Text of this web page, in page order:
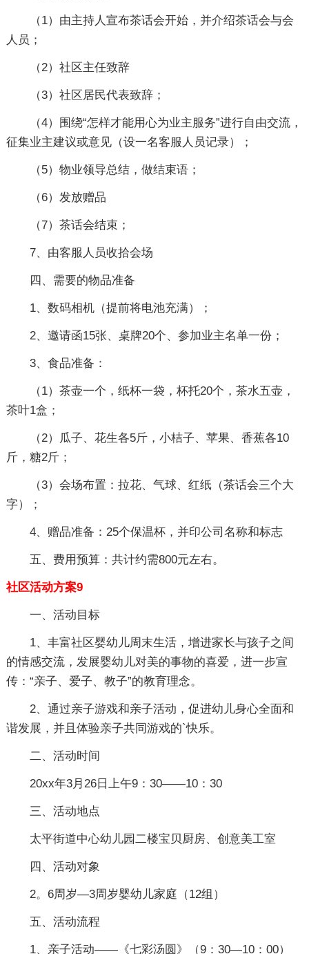
（1）由主持人宣布茶话会开始，并介绍茶话会与会
人员；
（2）社区主任致辞
（3）社区居民代表致辞；
（4）围绕“怎样才能用心为业主服务”进行自由交流，
征集业主建议或意见（设一名客服人员记录）；
（5）物业领导总结，做结束语；
（6）发放赠品
（7）茶话会结束；
7、由客服人员收拾会场
四、需要的物品准备
1、数码相机（提前将电池充满）；
2、邀请函15张、桌牌20个、参加业主名单一份；
3、食品准备：
（1）茶壶一个，纸杯一袋，杯托20个，茶水五壶，
茶叶1盒；
（2）瓜子、花生各5斤，小桔子、苹果、香蕉各10
斤，糖2斤；
（3）会场布置：拉花、气球、红纸（茶话会三个大
字）；
4、赠品准备：25个保温杯，并印公司名称和标志
五、费用预算： 共计约需800元左右。
社区活动方案9
一、活动目标
1、丰富社区婴幼儿周末生活，增进家长与孩子之间
的情感交流，发展婴幼儿对美的事物的喜爱，进一步宣
传：“亲子、爱子、教子”的教育理念。
2、通过亲子游戏和亲子活动，促进幼儿身心全面和
谐发展，并且体验亲子共同游戏的`快乐。
二、活动时间
20xx年3月26日上午9：30——10：30
三、活动地点
太平街道中心幼儿园二楼宝贝厨房、创意美工室
四、活动对象
2。6周岁—3周岁婴幼儿家庭（12组）
五、活动流程
1、亲子活动——《七彩汤圆》（9：30—10：00）